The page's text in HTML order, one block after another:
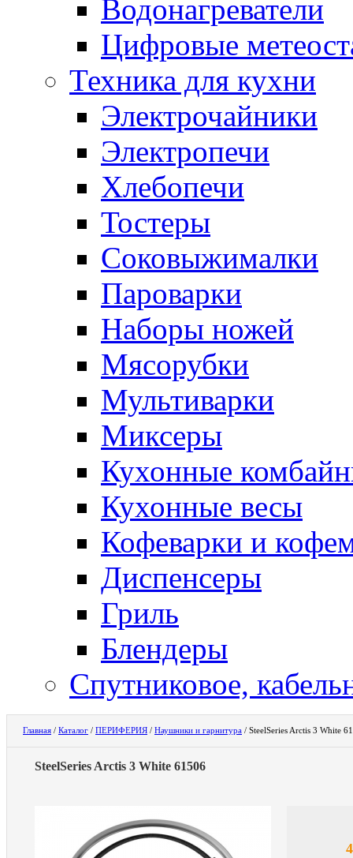
Водонагреватели
Цифровые
Техника для кухни
Электрочайники
Электропечи
Хлебопечи
Тостеры
Соковыжималки
Пароварки
Наборы ножей
Мясорубки
Мультиварки
Миксеры
Кухонные
Кухонные весы
Кофеварки и
Диспенсеры
Гриль
Блендеры
Спутниковое,
Главная / Каталог / ПЕРИФЕРИЯ / Наушники и гарнитура / SteelSeries Arctis 3 White
SteelSeries Arctis 3 White 61506